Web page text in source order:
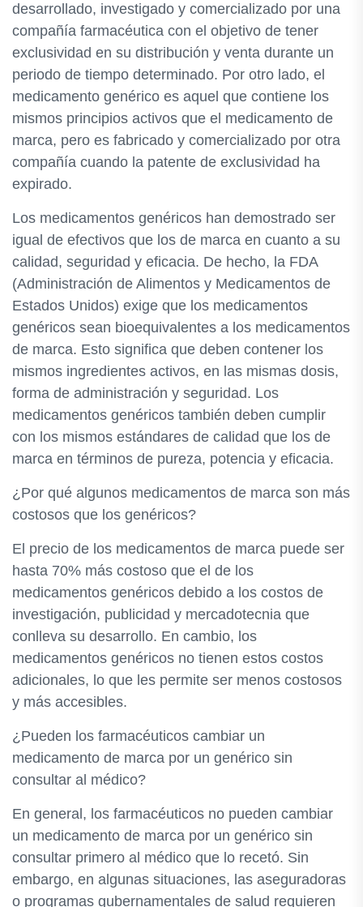
desarrollado, investigado y comercializado por una
compañía farmacéutica con el objetivo de tener
exclusividad en su distribución y venta durante un
periodo de tiempo determinado. Por otro lado, el
medicamento genérico es aquel que contiene los
mismos principios activos que el medicamento de
marca, pero es fabricado y comercializado por otra
compañía cuando la patente de exclusividad ha
expirado.
Los medicamentos genéricos han demostrado ser
igual de efectivos que los de marca en cuanto a su
calidad, seguridad y eficacia. De hecho, la FDA
(Administración de Alimentos y Medicamentos de
Estados Unidos) exige que los medicamentos
genéricos sean bioequivalentes a los medicamentos
de marca. Esto significa que deben contener los
mismos ingredientes activos, en las mismas dosis,
forma de administración y seguridad. Los
medicamentos genéricos también deben cumplir
con los mismos estándares de calidad que los de
marca en términos de pureza, potencia y eficacia.
¿Por qué algunos medicamentos de marca son más
costosos que los genéricos?
El precio de los medicamentos de marca puede ser
hasta 70% más costoso que el de los
medicamentos genéricos debido a los costos de
investigación, publicidad y mercadotecnia que
conlleva su desarrollo. En cambio, los
medicamentos genéricos no tienen estos costos
adicionales, lo que les permite ser menos costosos
y más accesibles.
¿Pueden los farmacéuticos cambiar un
medicamento de marca por un genérico sin
consultar al médico?
En general, los farmacéuticos no pueden cambiar
un medicamento de marca por un genérico sin
consultar primero al médico que lo recetó. Sin
embargo, en algunas situaciones, las aseguradoras
o programas gubernamentales de salud requieren